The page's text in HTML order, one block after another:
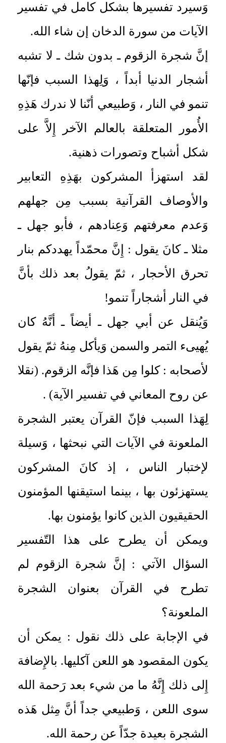
وَسيرد تفسيرها بشكل كامل في تفسير
الآيات من سورة الدخان إن شاء الله.
إنَّ شجرة الزقوم ـ بدون شك ـ لا تشبه
أشجار الدنيا أبداً ، وَلِهذا السبب فإنّها
تنمو في النار ، وَطبيعي أنّنا لا ندرك هَذِهِ
الأُمور المتعلقة بالعالم الآخر إِلاَّ على
شكل أشباح وتصورات ذهنية.
لقد استهزأ المشركون بهَذِهِ التعابير
والأوصاف القرآنية بسبب مِن جهلهم
وَعدم معرفتهم وَعِنادهم ، فأبو جهل ـ
مثلا ـ كانَ يقول : إِنَّ محمّداً يهددكم بنار
تحرق الأحجار ، ثمّ يقولُ بعد ذلك بأنَّ
في النار أشجاراً تنمو!
وَيُنقل عن أبي جهل ـ أيضاً ـ أنَّهُ كان
يُهيىء التمر والسمن وَيأكل مِنهُ ثمّ يقول
لأصحابه : كلوا مِن هَذا فإنَّه الزقوم. (نقلا
عن روح المعاني في تفسير الآية) .
لِهَذا السبب فإنّ القرآن يعتبر الشجرة
الملعونة في الآيات التي نبحثها ، وَسيلة
لإختبار الناس ، إذ كانَ المشركون
يستهزئون بها ، بينما استيقنها المؤمنون
الحقيقيون الذين كانوا يؤمنون بها.
ويمكن أن يطرح على هذا التّفسير
السؤال الآتي : إنَّ شجرة الزقوم لم
تطرح في القرآن بعنوان الشجرة
الملعونة؟
في الإجابة على ذلك نقول : يمكن أن
يكون المقصود هو اللعن آكليها. بالإِضافة
إِلى ذلك إِنَّهُ ما من شيء بعد رَحمة الله
سوى اللعن ، وَطبيعي جداً أنَّ مِثل هَذه
الشجرة بعيدة جدّاً عن رحمة الله.